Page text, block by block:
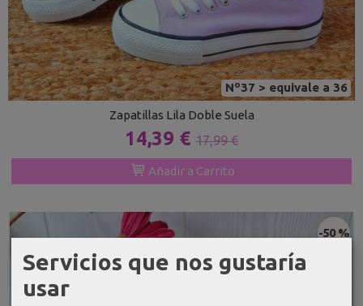
Nº37 > equivale a 36
Zapatillas Lila Doble Suela
14,39 € 17,99 €
Añadir a Carrito
-50 %
Servicios que nos gustaría
usar